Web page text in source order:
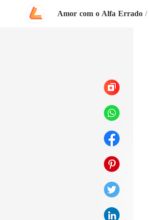
Amor com o Alfa Errado /